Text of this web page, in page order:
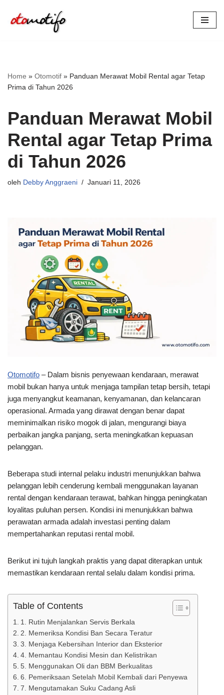
Lompat
Home » Otomotif » Panduan Merawat Mobil Rental agar Tetap
Prima di Tahun 2026
Panduan Merawat Mobil
Rental agar Tetap Prima
di Tahun 2026
oleh Debby Anggraeni Januari 11, 2026
Otomotifo – Dalam bisnis penyewaan kendaraan, merawat
mobil bukan hanya untuk menjaga tampilan tetap bersih, tetapi
juga menyangkut keamanan, kenyamanan, dan kelancaran
operasional. Armada yang dirawat dengan benar dapat
meminimalkan risiko mogok di jalan, mengurangi biaya
perbaikan jangka panjang, serta meningkatkan kepuasan
pelanggan.
Beberapa studi internal pelaku industri menunjukkan bahwa
pelanggan lebih cenderung kembali menggunakan layanan
rental dengan kendaraan terawat, bahkan hingga peningkatan
loyalitas puluhan persen. Kondisi ini menunjukkan bahwa
perawatan armada adalah investasi penting dalam
mempertahankan reputasi rental mobil.
Berikut ini tujuh langkah praktis yang dapat diterapkan untuk
memastikan kendaraan rental selalu dalam kondisi prima.
Table of Contents
1. Rutin Menjalankan Servis Berkala
2. Memeriksa Kondisi Ban Secara Teratur
3. Menjaga Kebersihan Interior dan Eksterior
4. Memantau Kondisi Mesin dan Kelistrikan
5. Menggunakan Oli dan BBM Berkualitas
6. Pemeriksaan Setelah Mobil Kembali dari Penyewa
7. Mengutamakan Suku Cadang Asli